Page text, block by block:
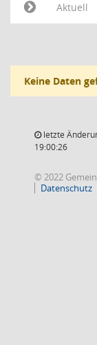
Aktuell
Keine Daten
letzte
19:00:26
© 2022
Datenschutz